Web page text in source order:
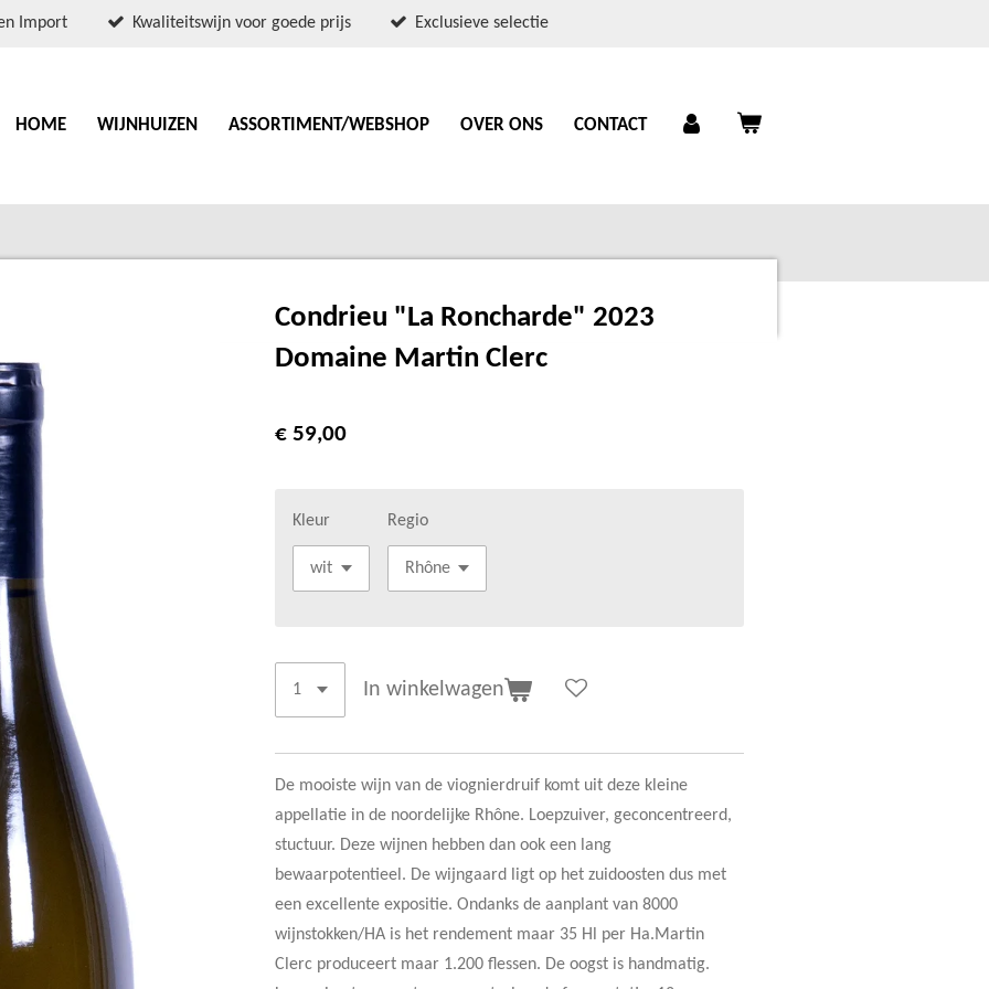
Import Kwaliteitswijn voor goede prijs Exclusieve selectie
HOME WIJNHUIZEN ASSORTIMENT/WEBSHOP OVER ONS CONTACT
Condrieu "La Roncharde" 2023
Domaine Martin Clerc
€ 59,00
Kleur Regio
In winkelwagen
De mooiste wijn van de viognierdruif komt uit deze kleine
appellatie in de noordelijke Rhône. Loepzuiver, geconcentreerd,
stuctuur. Deze wijnen hebben dan ook een lang
bewaarpotentieel. De wijngaard ligt op het zuidoosten dus met
een excellente expositie. Ondanks de aanplant van 8000
wijnstokken/HA is het rendement maar 35 Hl per Ha.Martin
Clerc produceert maar 1.200 flessen. De oogst is handmatig.